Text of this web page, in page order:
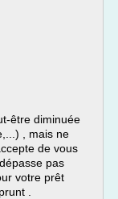
être diminuée
, mais ne
de vous
pas
votre prêt
.